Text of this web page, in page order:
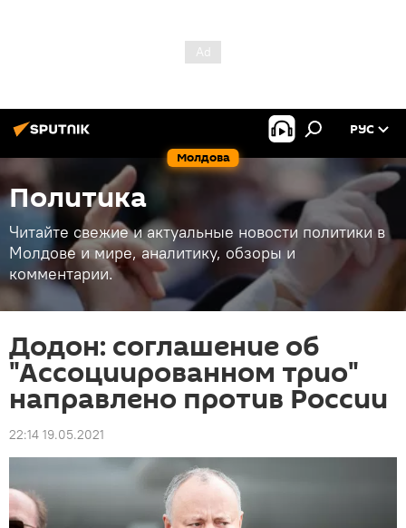
Молдова
РУС
Политика
Читайте свежие и актуальные новости политики в
Молдове и мире, аналитику, обзоры и
комментарии.
Додон: соглашение об
"Ассоциированном трио"
направлено против России
22:14 19.05.2021